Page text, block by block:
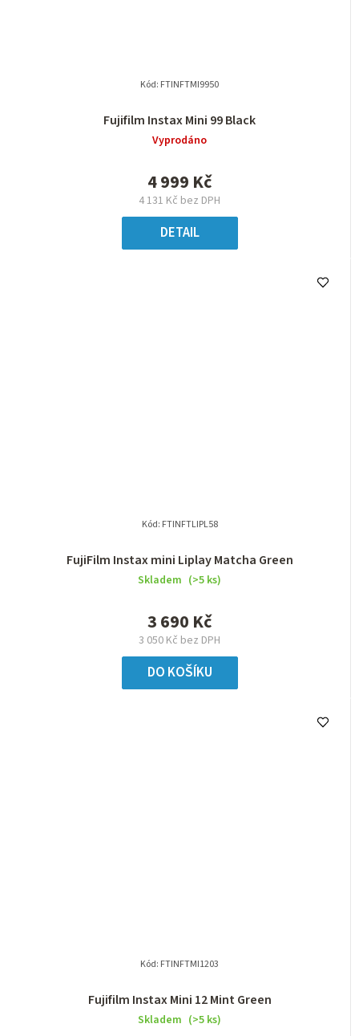
Fujifilm Instax Mini 99 Black
Vyprodáno
4 131 Kč bez DPH
4 999 Kč
DETAIL
Kód: FTINFTMI9950
FujiFilm Instax mini Liplay Matcha Green
Skladem (>5 ks)
3 050 Kč bez DPH
3 690 Kč
DO KOŠÍKU
Kód: FTINFTLIPL58
Fujifilm Instax Mini 12 Mint Green
Skladem (>5 ks)
Kód: FTINFTMI1203